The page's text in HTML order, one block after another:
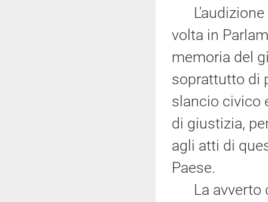
L'audizione
volta in
memoria del
soprattutto di
slancio civico
di giustizia,
agli atti di
Paese.
La avverto